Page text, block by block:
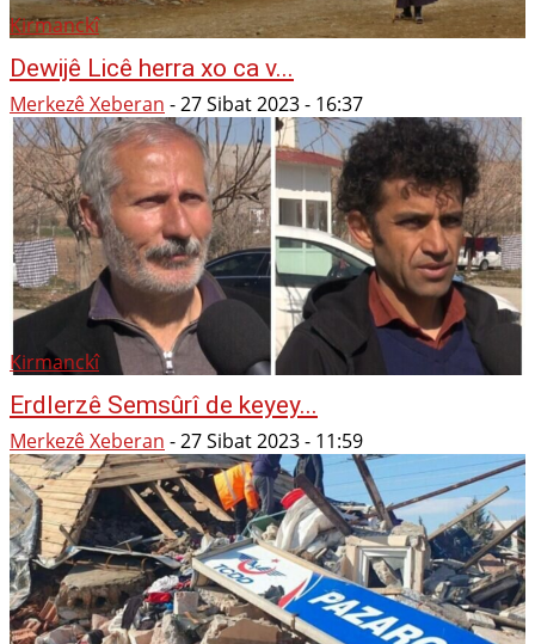
Kirmanckî
Dewijê Licê herra xo ca v...
Merkezê Xeberan -27 Sibat 2023 - 16:37
Kirmanckî
Erdlerzê Semsûrî de keyey...
Merkezê Xeberan -27 Sibat 2023 - 11:59